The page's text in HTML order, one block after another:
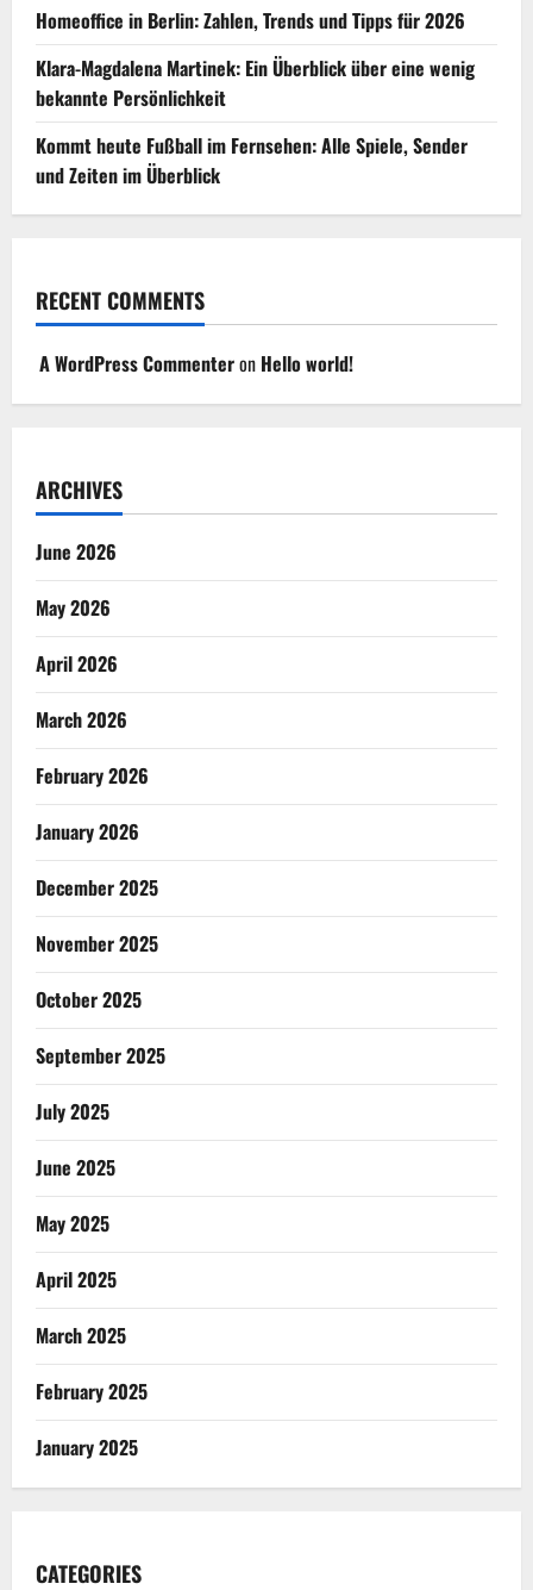
Homeoffice in Berlin: Zahlen, Trends und Tipps für 2026
Klara-Magdalena Martinek: Ein Überblick über eine wenig
bekannte Persönlichkeit
Kommt heute Fußball im Fernsehen: Alle Spiele, Sender
und Zeiten im Überblick
RECENT COMMENTS
A WordPress Commenteron Hello world!
ARCHIVES
June 2026
May 2026
April 2026
March 2026
February 2026
January 2026
December 2025
November 2025
October 2025
September 2025
July 2025
June 2025
May 2025
April 2025
March 2025
February 2025
January 2025
CATEGORIES